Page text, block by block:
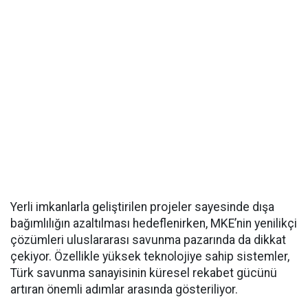
Yerli imkanlarla geliştirilen projeler sayesinde dışa
bağımlılığın azaltılması hedeflenirken, MKE’nin yenilikçi
çözümleri uluslararası savunma pazarında da dikkat
çekiyor. Özellikle yüksek teknolojiye sahip sistemler,
Türk savunma sanayisinin küresel rekabet gücünü
artıran önemli adımlar arasında gösteriliyor.